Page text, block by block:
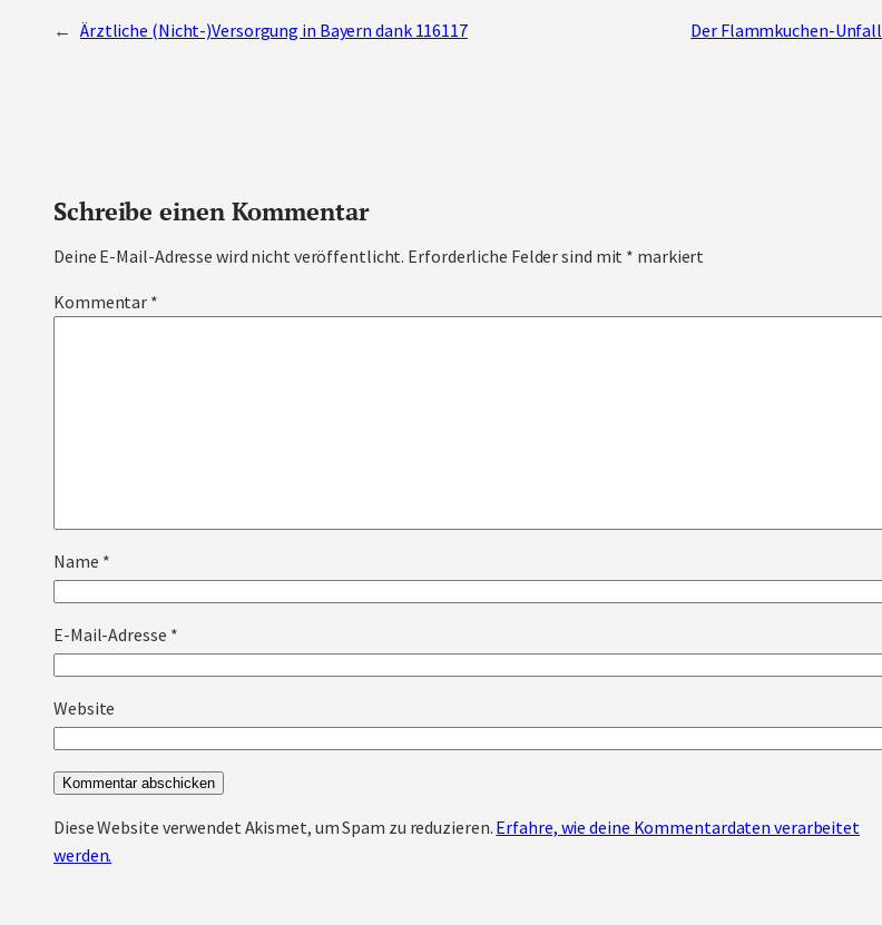
← Ärztliche (Nicht-)Versorgung in Bayern dank 116117 Der Flammkuchen-Unfall
Schreibe einen Kommentar
Deine E-Mail-Adresse wird nicht veröffentlicht. Erforderliche Felder sind mit * markiert
Kommentar *
Name *
E-Mail-Adresse *
Website
Diese Website verwendet Akismet, um Spam zu reduzieren. Erfahre, wie deine Kommentardaten verarbeitet
werden.